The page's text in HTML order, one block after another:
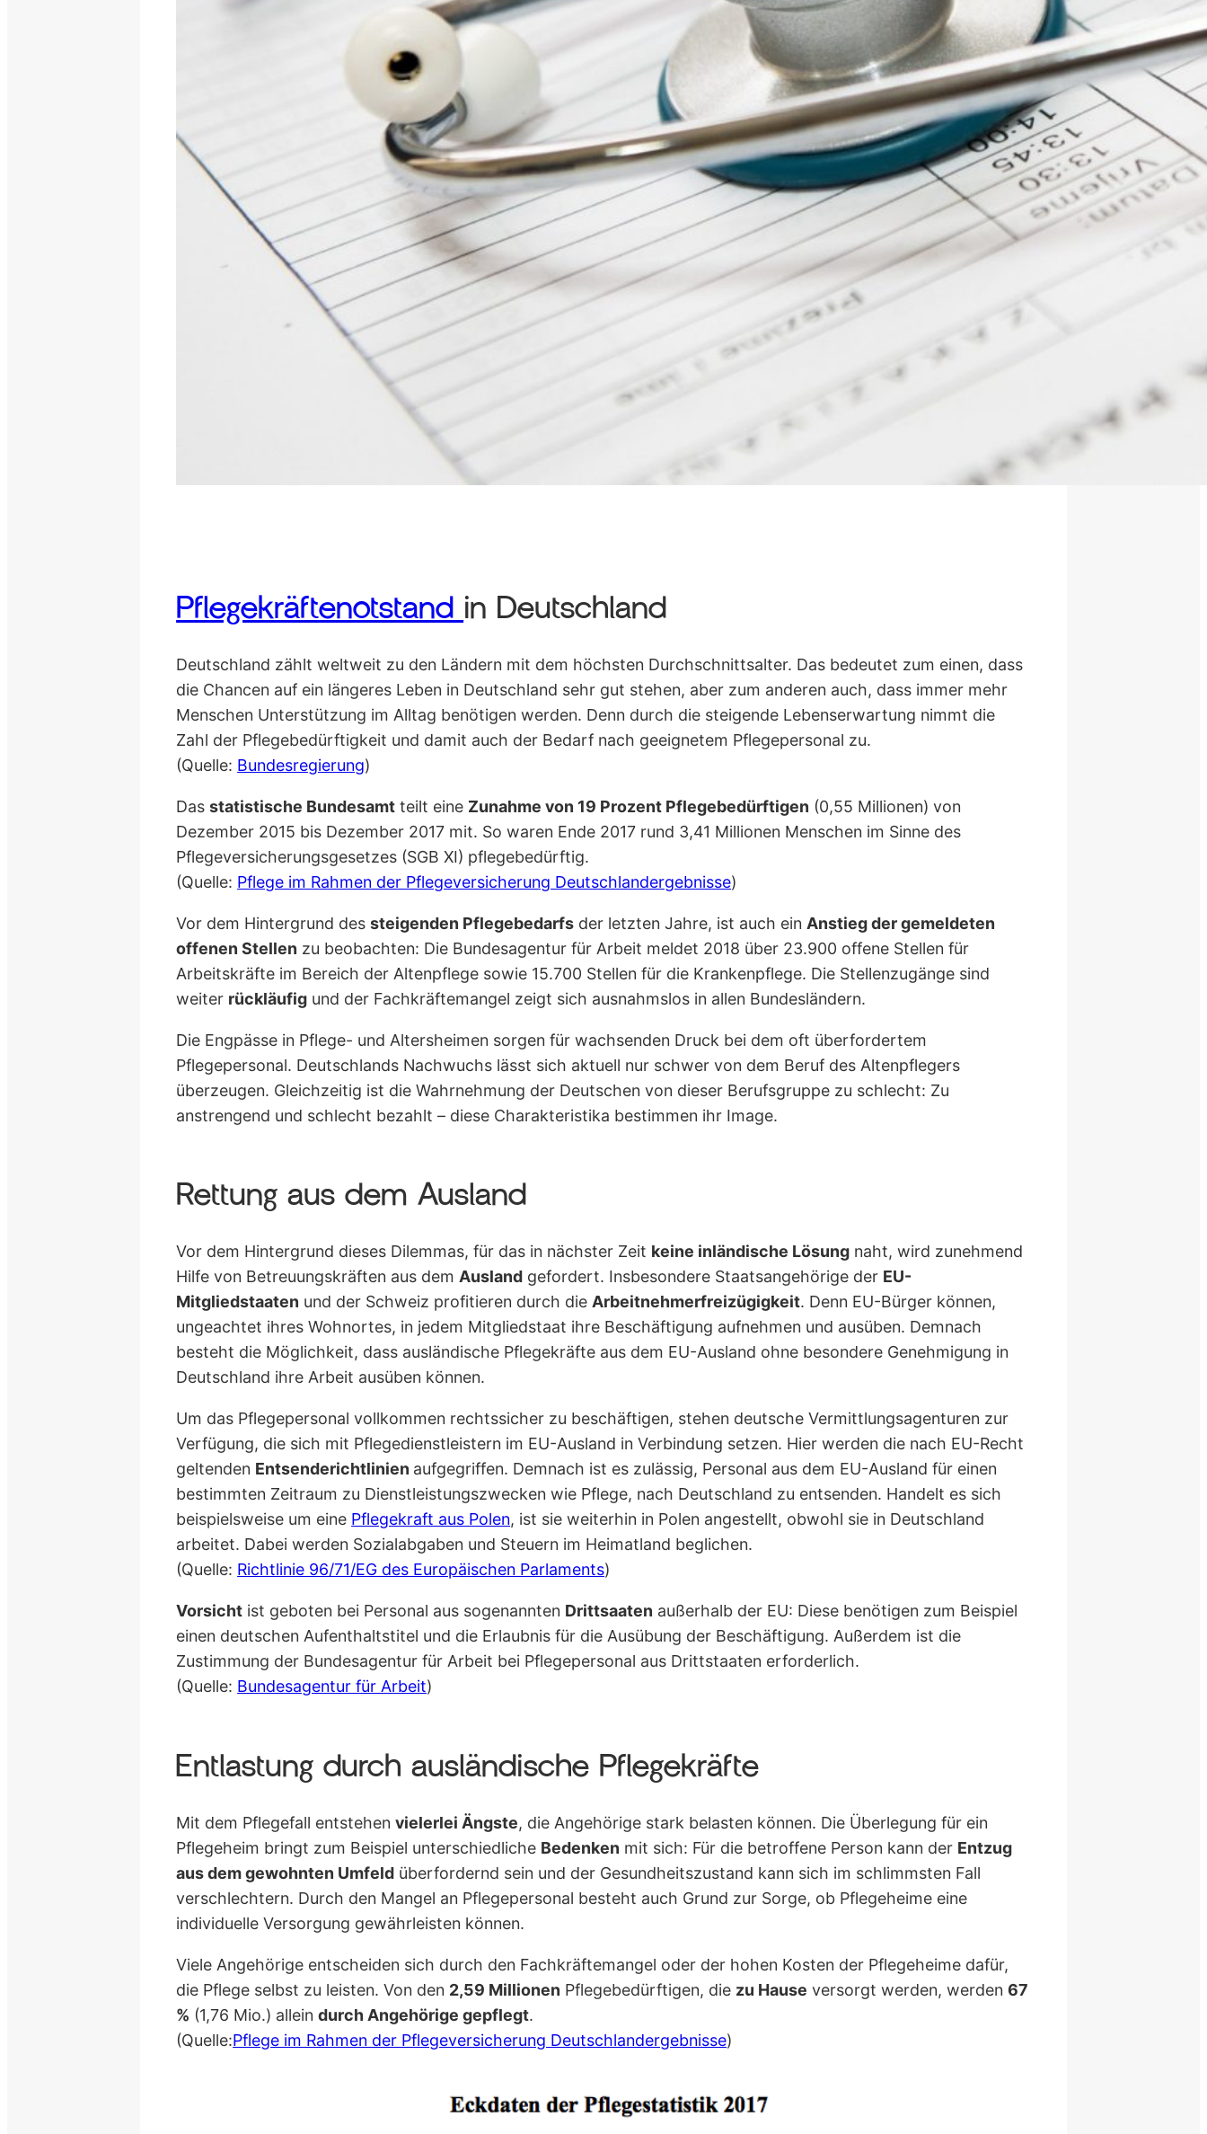
Pflegekräftenotstand in Deutschland
Deutschland zählt weltweit zu den Ländern mit dem höchsten Durchschnittsalter. Das bedeutet zum einen, dass
die Chancen auf ein längeres Leben in Deutschland sehr gut stehen, aber zum anderen auch, dass immer mehr
Menschen Unterstützung im Alltag benötigen werden. Denn durch die steigende Lebenserwartung nimmt die
Zahl der Pflegebedürftigkeit und damit auch der Bedarf nach geeignetem Pflegepersonal zu.
(Quelle: Bundesregierung)
Dasstatistische Bundesamt teilt eine Zunahme von 19 Prozent Pflegebedürftigen (0,55 Millionen) von
Dezember 2015 bis Dezember 2017 mit. So waren Ende 2017 rund 3,41 Millionen Menschen im Sinne des
Pflegeversicherungsgesetzes (SGB XI) pflegebedürftig.
(Quelle: Pflege im Rahmen der Pflegeversicherung Deutschlandergebnisse)
Vor dem Hintergrund dessteigenden Pflegebedarfs der letzten Jahre, ist auch ein Anstieg der gemeldeten
offenen Stellen zu beobachten: Die Bundesagentur für Arbeit meldet 2018 über 23.900 offene Stellen für
Arbeitskräfte im Bereich der Altenpflege sowie 15.700 Stellen für die Krankenpflege. Die Stellenzugänge sind
weiter rückläufig und der Fachkräftemangel zeigt sich ausnahmslos in allen Bundesländern.
Die Engpässe in Pflege- und Altersheimen sorgen für wachsenden Druck bei dem oft überfordertem
Pflegepersonal. Deutschlands Nachwuchs lässt sich aktuell nur schwer von dem Beruf des Altenpflegers
überzeugen. Gleichzeitig ist die Wahrnehmung der Deutschen von dieser Berufsgruppe zu schlecht: Zu
anstrengend und schlecht bezahlt – diese Charakteristika bestimmen ihr Image.
Rettung aus dem Ausland
Vor dem Hintergrund dieses Dilemmas, für das in nächster Zeit keine inländische Lösung naht, wird zunehmend
Hilfe von Betreuungskräften aus demAusland gefordert. Insbesondere Staatsangehörige der EU-
Mitgliedstaaten und der Schweiz profitieren durch dieArbeitnehmerfreizügigkeit. Denn EU-Bürger können,
ungeachtet ihres Wohnortes, in jedem Mitgliedstaat ihre Beschäftigung aufnehmen und ausüben. Demnach
besteht die Möglichkeit, dass ausländische Pflegekräfte aus dem EU-Ausland ohne besondere Genehmigung in
Deutschland ihre Arbeit ausüben können.
Um das Pflegepersonal vollkommen rechtssicher zu beschäftigen, stehen deutsche Vermittlungsagenturen zur
Verfügung, die sich mit Pflegedienstleistern im EU-Ausland in Verbindung setzen. Hier werden die nach EU-Recht
geltenden Entsenderichtlinien aufgegriffen. Demnach ist es zulässig, Personal aus dem EU-Ausland für einen
bestimmten Zeitraum zu Dienstleistungszwecken wie Pflege, nach Deutschland zu entsenden. Handelt es sich
beispielsweise um eine Pflegekraft aus Polen, ist sie weiterhin in Polen angestellt, obwohl sie in Deutschland
arbeitet. Dabei werden Sozialabgaben und Steuern im Heimatland beglichen.
(Quelle: Richtlinie 96/71/EG des Europäischen Parlaments)
Vorsicht ist geboten bei Personal aus sogenannten Drittsaaten außerhalb der EU: Diese benötigen zum Beispiel
einen deutschen Aufenthaltstitel und die Erlaubnis für die Ausübung der Beschäftigung. Außerdem ist die
Zustimmung der Bundesagentur für Arbeit bei Pflegepersonal aus Drittstaaten erforderlich.
(Quelle: Bundesagentur für Arbeit)
Entlastung durch ausländische Pflegekräfte
Mit dem Pflegefall entstehenvielerlei Ängste, die Angehörige stark belasten können. Die Überlegung für ein
Pflegeheim bringt zum Beispiel unterschiedliche Bedenken mit sich: Für die betroffene Person kann der Entzug
aus dem gewohnten Umfeld überfordernd sein und der Gesundheitszustand kann sich im schlimmsten Fall
verschlechtern. Durch den Mangel an Pflegepersonal besteht auch Grund zur Sorge, ob Pflegeheime eine
individuelle Versorgung gewährleisten können.
Viele Angehörige entscheiden sich durch den Fachkräftemangel oder der hohen Kosten der Pflegeheime dafür,
die Pflege selbst zu leisten. Von den 2,59 Millionen Pflegebedürftigen, die zu Hause versorgt werden, werden67
% (1,76 Mio.) alleindurch Angehörige gepflegt.
(Quelle:Pflege im Rahmen der Pflegeversicherung Deutschlandergebnisse)